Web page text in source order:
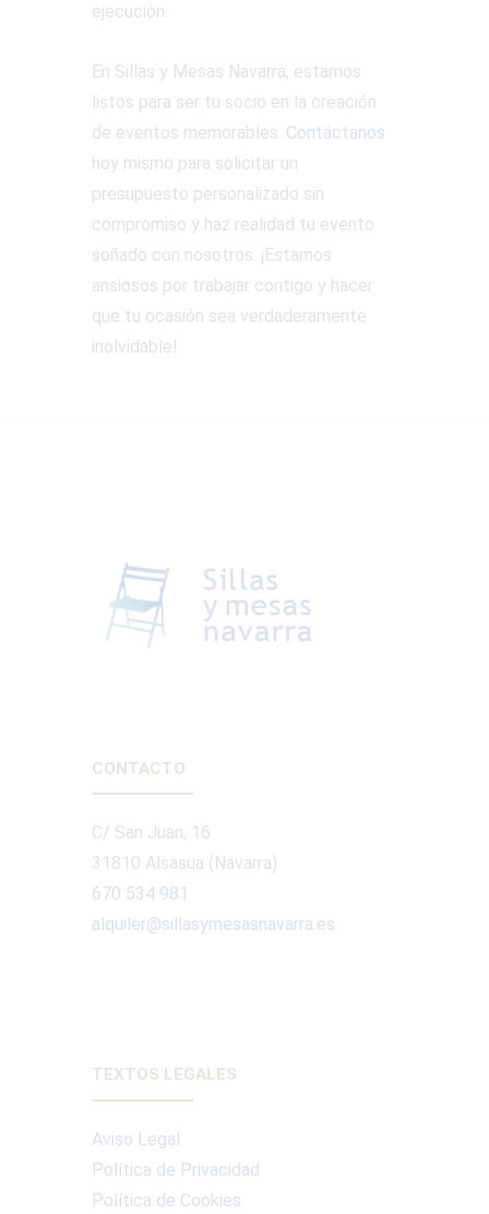
ejecución.
En Sillas y Mesas Navarra, estamos
listos para ser tu socio en la creación
de eventos memorables. Contáctanos
hoy mismo para solicitar un
presupuesto personalizado sin
compromiso y haz realidad tu evento
soñado con nosotros. ¡Estamos
ansiosos por trabajar contigo y hacer
que tu ocasión sea verdaderamente
inolvidable!
CONTACTO
C/ San Juan, 16
31810 Alsasua (Navarra)
670 534 981
alquiler@sillasymesasnavarra.es
TEXTOS LEGALES
Aviso Legal
Política de Privacidad
Política de Cookies